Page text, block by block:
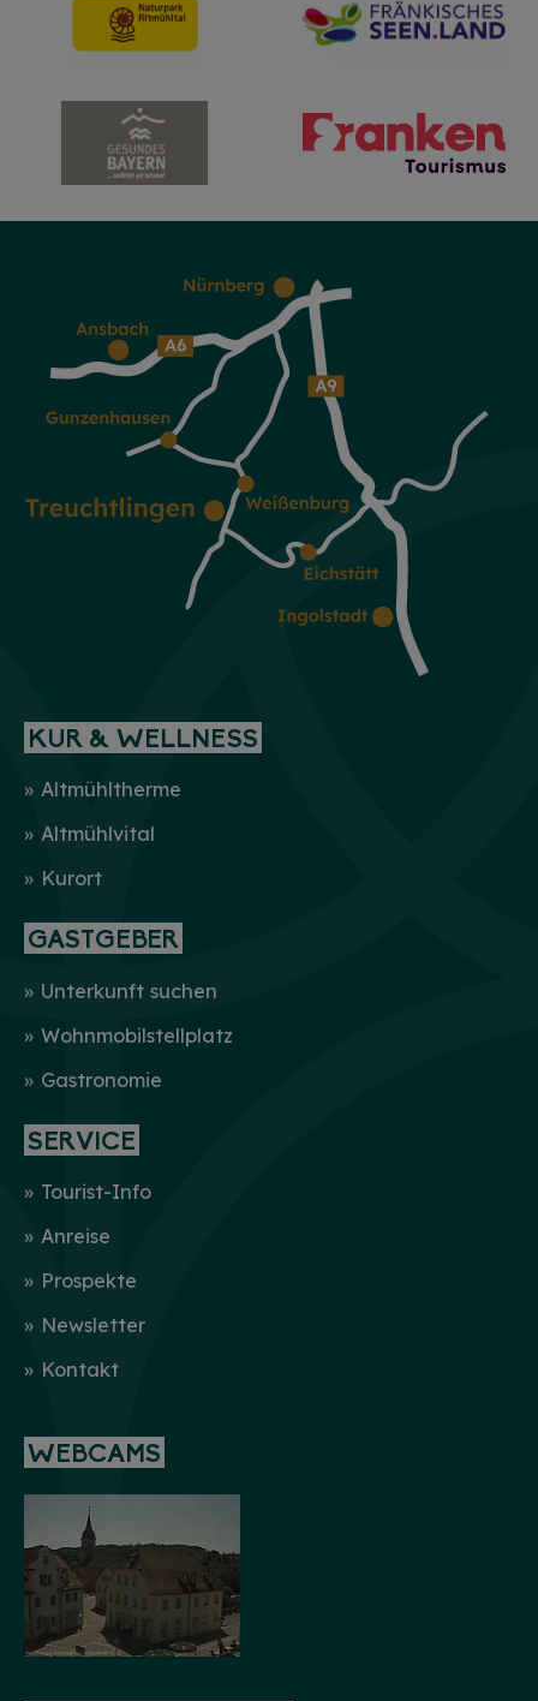
KUR & WELLNESS
Altmühltherme
Altmühlvital
Kurort
GASTGEBER
Unterkunft suchen
Wohnmobilstellplatz
Gastronomie
SERVICE
Tourist-Info
Anreise
Prospekte
Newsletter
Kontakt
WEBCAMS
HINWEIS
Christkind & Engel gesucht!